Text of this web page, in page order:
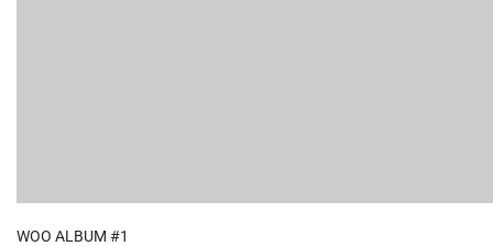
WOO ALBUM #1